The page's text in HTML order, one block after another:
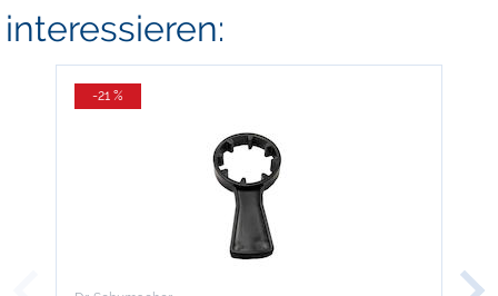
interessieren:
-21 %